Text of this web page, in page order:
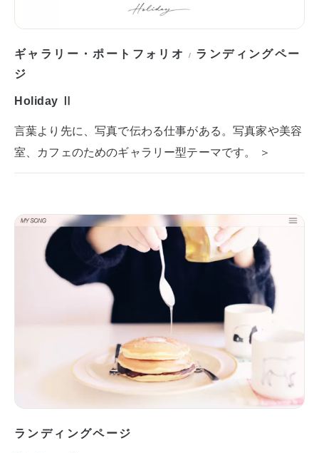
ギャラリー・ポートフォリオ / ランディングペー
ジ
Holiday Ⅱ
言葉より先に、写真で伝わる仕事がある。写真家や美容
室、カフェのためのギャラリー型テーマです。 ＞
ランディングページ